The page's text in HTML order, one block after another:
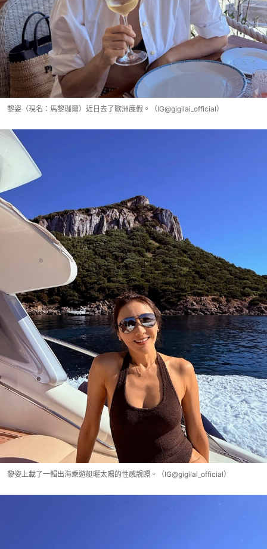
黎姿（現名：馬黎珈爾）近日去了歐洲度假。（IG@gigilai_official）
黎姿上載了一輯出海乘遊艇曬太陽的性感靚照。（IG@gigilai_official）